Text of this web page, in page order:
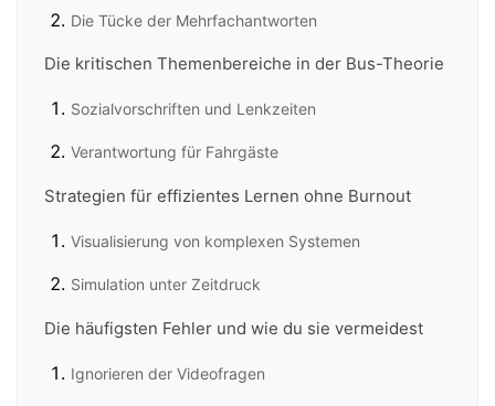
Die Tücke der Mehrfachantworten
Die kritischen Themenbereiche in der Bus-Theorie
Sozialvorschriften und Lenkzeiten
Verantwortung für Fahrgäste
Strategien für effizientes Lernen ohne Burnout
Visualisierung von komplexen Systemen
Simulation unter Zeitdruck
Die häufigsten Fehler und wie du sie vermeidest
Ignorieren der Videofragen